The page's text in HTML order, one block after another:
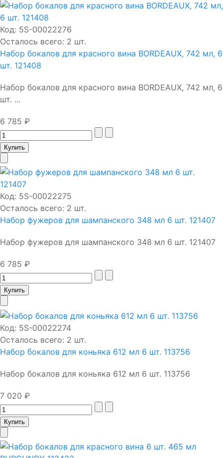
Код: 5S-00022276
Осталось всего: 2 шт.
Набор бокалов для красного вина BORDEAUX, 742 мл, 6
шт. 121408
Набор бокалов для красного вина BORDEAUX, 742 мл, 6
шт. ...
6 785 ₽
Код: 5S-00022275
Осталось всего: 2 шт.
Набор фужеров для шампанского 348 мл 6 шт. 121407
Набор фужеров для шампанского 348 мл 6 шт. 121407
6 785 ₽
Код: 5S-00022274
Осталось всего: 2 шт.
Набор бокалов для коньяка 612 мл 6 шт. 113756
Набор бокалов для коньяка 612 мл 6 шт. 113756
7 020 ₽